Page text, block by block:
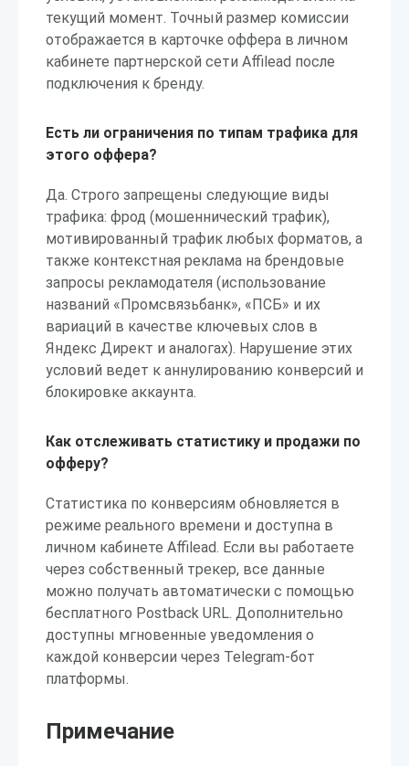
текущий момент. Точный размер комиссии
отображается в карточке оффера в личном
кабинете партнерской сети Affilead после
подключения к бренду.
Есть ли ограничения по типам трафика для
этого оффера?
Да. Строго запрещены следующие виды
трафика: фрод (мошеннический трафик),
мотивированный трафик любых форматов, а
также контекстная реклама на брендовые
запросы рекламодателя (использование
названий «Промсвязьбанк», «ПСБ» и их
вариаций в качестве ключевых слов в
Яндекс Директ и аналогах). Нарушение этих
условий ведет к аннулированию конверсий и
блокировке аккаунта.
Как отслеживать статистику и продажи по
офферу?
Статистика по конверсиям обновляется в
режиме реального времени и доступна в
личном кабинете Affilead. Если вы работаете
через собственный трекер, все данные
можно получать автоматически с помощью
бесплатного Postback URL. Дополнительно
доступны мгновенные уведомления о
каждой конверсии через Telegram-бот
платформы.
Примечание